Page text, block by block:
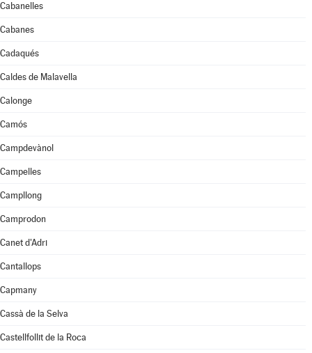
Cabanelles
Cabanes
Cadaqués
Caldes de Malavella
Calonge
Camós
Campdevànol
Campelles
Campllong
Camprodon
Canet d'Adri
Cantallops
Capmany
Cassà de la Selva
Castellfollit de la Roca